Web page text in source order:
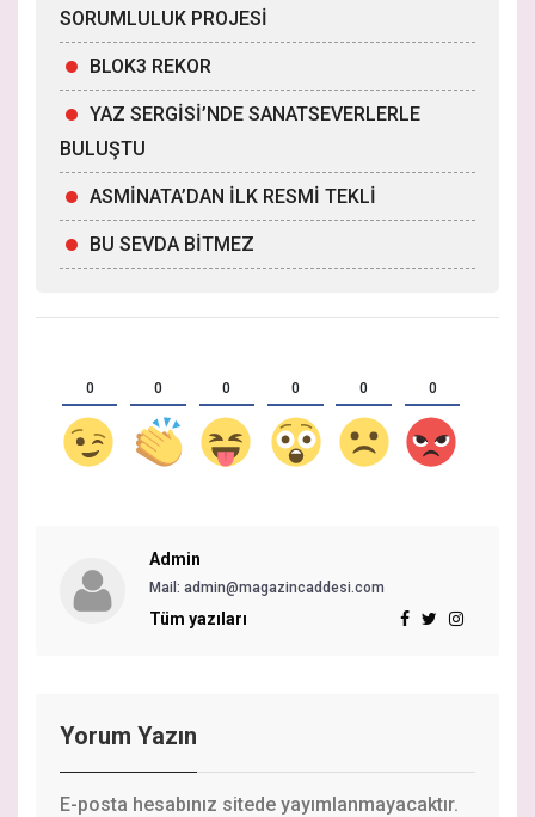
SORUMLULUK PROJESİ
BLOK3 REKOR
YAZ SERGİSİ’NDE SANATSEVERLERLE
BULUŞTU
ASMİNATA’DAN İLK RESMİ TEKLİ
BU SEVDA BİTMEZ
0 0 0 0 0 0
Admin
Mail: admin@magazincaddesi.com
Tüm yazıları
Yorum Yazın
E-posta hesabınız sitede yayımlanmayacaktır.